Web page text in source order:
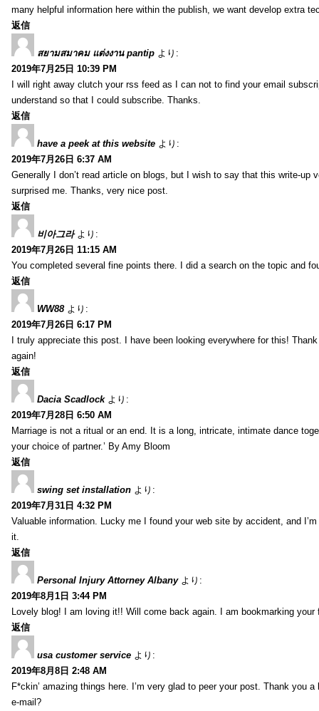
many helpful information here within the publish, we want develop extra
返信
สยามสมาคม แต่งงาน pantip より:
2019年7月25日 10:39 PM
I will right away clutch your rss feed as I can not to find your email
understand so that I could subscribe. Thanks.
返信
have a peek at this website より:
2019年7月26日 6:37 AM
Generally I don’t read article on blogs, but I wish to say that this write-
surprised me. Thanks, very nice post.
返信
비아그라 より:
2019年7月26日 11:15 AM
You completed several fine points there. I did a search on the topic and
返信
WW88 より:
2019年7月26日 6:17 PM
I truly appreciate this post. I have been looking everywhere for this!
again!
返信
Dacia Scadlock より:
2019年7月28日 6:50 AM
Marriage is not a ritual or an end. It is a long, intricate, intimate dance
your choice of partner.’ By Amy Bloom
返信
swing set installation より:
2019年7月31日 4:32 PM
Valuable information. Lucky me I found your web site by accident, and
it.
返信
Personal Injury Attorney Albany より:
2019年8月1日 3:44 PM
Lovely blog! I am loving it!! Will come back again. I am bookmarking your
返信
usa customer service より:
2019年8月8日 2:48 AM
F*ckin’ amazing things here. I’m very glad to peer your post. Thank you
e-mail?